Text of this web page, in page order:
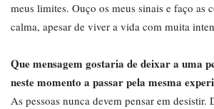
meus limites. Ouço os meus sinais e faço as
calma, apesar de viver a vida com muita
Que mensagem gostaria de deixar a uma
neste momento a passar pela mesma
As pessoas nunca devem pensar em desistir.